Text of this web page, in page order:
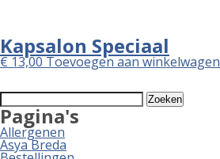
Kapsalon Speciaal
€13,00Toevoegen aan winkelwagen
Zoeken
naar:
Pagina's
Allergenen
Asya Breda